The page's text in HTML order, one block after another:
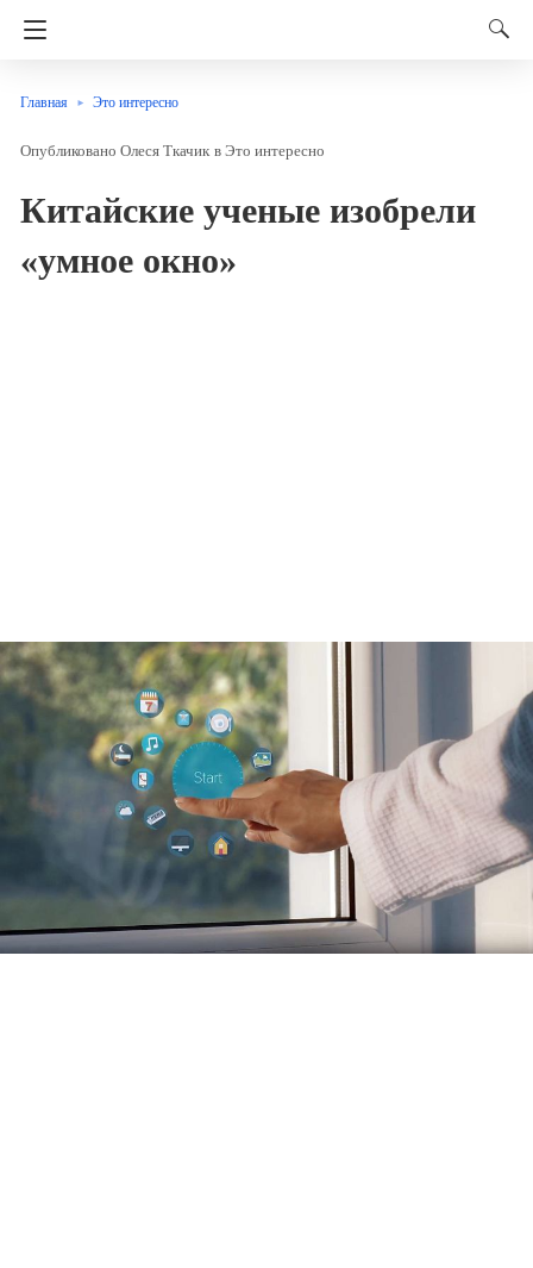
Главная Это интересно
Олеся Ткачик в Это интересно
Китайские ученые изобрели
«умное окно»